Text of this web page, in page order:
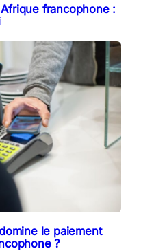
francophone :
le paiement
?